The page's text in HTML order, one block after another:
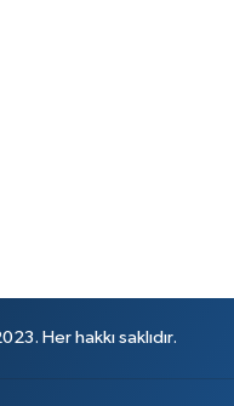
Her hakkı saklıdır.